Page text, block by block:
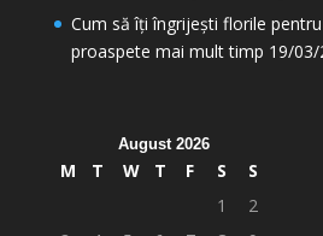
Cum să îți îngrijești florile
proaspete mai mult timp 19/03/
August 2026
M T W T F S
S
1
2